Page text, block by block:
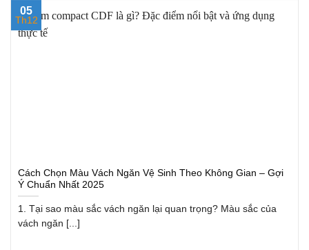
Cách Chọn Màu Vách Ngăn Vệ Sinh Theo Không Gian – Gợi
Ý Chuẩn Nhất 2025
1. Tại sao màu sắc vách ngăn lại quan trọng? Màu sắc của
vách ngăn [...]
05
Th12